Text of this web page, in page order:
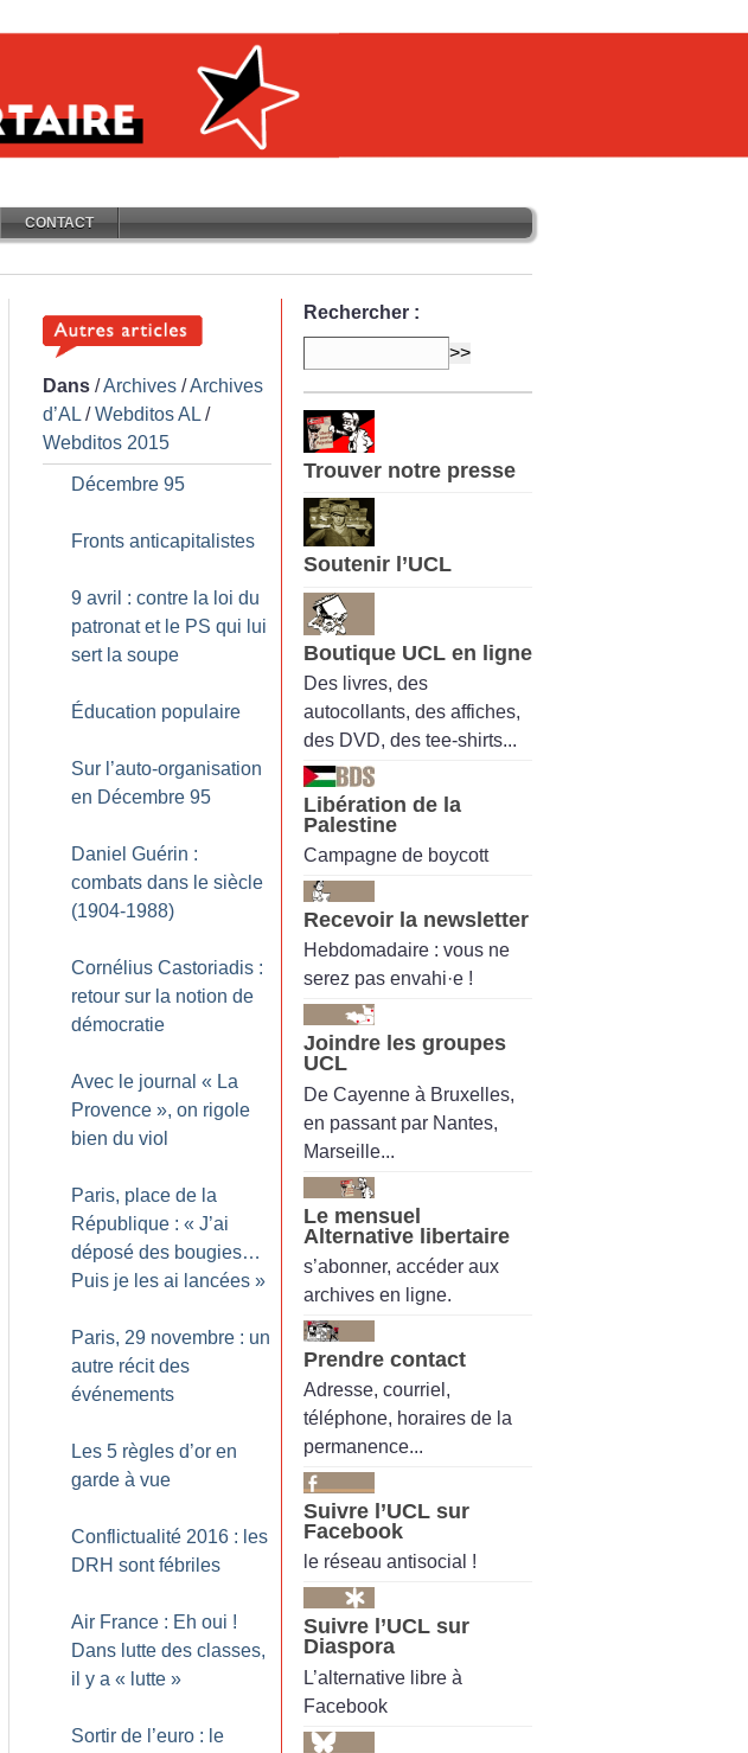
CONTACT
Dans /Archives /Archives
d’AL /Webditos AL /
Webditos 2015
Décembre 95
Fronts anticapitalistes
9 avril : contre la loi du
patronat et le PS qui lui
sert la soupe
Éducation populaire
Sur l’auto-organisation
en Décembre 95
Daniel Guérin :
combats dans le siècle
(1904-1988)
Cornélius Castoriadis :
retour sur la notion de
démocratie
Avec le journal « La
Provence », on rigole
bien du viol
Paris, place de la
République : « J’ai
déposé des bougies…
Puis je les ai lancées »
Paris, 29 novembre : un
autre récit des
événements
Les 5 règles d’or en
garde à vue
Conflictualité 2016 : les
DRH sont fébriles
Air France : Eh oui !
Dans lutte des classes,
il y a « lutte »
Sortir de l’euro : le
Rechercher :
Trouver notre presse
Soutenir l’UCL
Boutique UCL en ligne
Des livres, des
autocollants, des affiches,
des DVD, des tee-shirts...
Libération de la
Palestine
Campagne de boycott
Recevoir la newsletter
Hebdomadaire : vous ne
serez pas envahi·e !
Joindre les groupes
UCL
De Cayenne à Bruxelles,
en passant par Nantes,
Marseille...
Le mensuel
Alternative libertaire
s’abonner, accéder aux
archives en ligne.
Prendre contact
Adresse, courriel,
téléphone, horaires de la
permanence...
Suivre l’UCL sur
Facebook
le réseau antisocial !
Suivre l’UCL sur
Diaspora
L’alternative libre à
Facebook